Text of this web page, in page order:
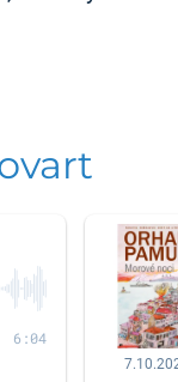
6:04